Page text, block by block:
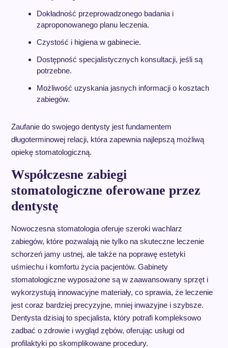
Dokładność przeprowadzonego badania i
zaproponowanego planu leczenia.
Czystość i higiena w gabinecie.
Dostępność specjalistycznych konsultacji, jeśli są
potrzebne.
Możliwość uzyskania jasnych informacji o kosztach
zabiegów.
Zaufanie do swojego dentysty jest fundamentem
długoterminowej relacji, która zapewnia najlepszą możliwą
opiekę stomatologiczną.
Współczesne zabiegi
stomatologiczne oferowane przez
dentystę
Nowoczesna stomatologia oferuje szeroki wachlarz
zabiegów, które pozwalają nie tylko na skuteczne leczenie
schorzeń jamy ustnej, ale także na poprawę estetyki
uśmiechu i komfortu życia pacjentów. Gabinety
stomatologiczne wyposażone są w zaawansowany sprzęt i
wykorzystują innowacyjne materiały, co sprawia, że leczenie
jest coraz bardziej precyzyjne, mniej inwazyjne i szybsze.
Dentysta dzisiaj to specjalista, który potrafi kompleksowo
zadbać o zdrowie i wygląd zębów, oferując usługi od
profilaktyki po skomplikowane procedury.